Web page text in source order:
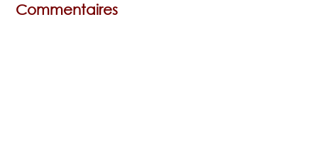
Commentaires